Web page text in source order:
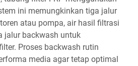
ini memungkinkan tiga jalur
atau pompa, air hasil filtrasi
jalur backwash untuk
Proses backwash rutin
media agar tetap optimal